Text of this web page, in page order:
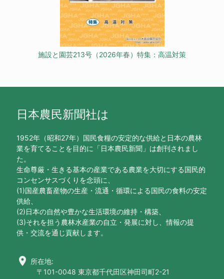
施設と園芸213号（2026年春）特集：高温対策
日本農民新聞社は
1952年（昭和27年）国民食糧の安定的な供給と日本の農林
業を育てることを目的に「日本農民新聞」は創刊されまし
た。
生命尊厳・生きる基本の産業である農業を大切にする国民的
コンセンサスづくりを念頭に、
(1)国産農畜産物の生産・流通・循環による国民の食料の安定
供給、
(2)日本の自然や豊かな生活環境の維持・構築、
(3)それを担う農林水産業の自立・発展に対し、情報の提
供・交流を通じ貢献します。
location_on 所在地:
〒101-0048 東京都千代田区神田司町2-21